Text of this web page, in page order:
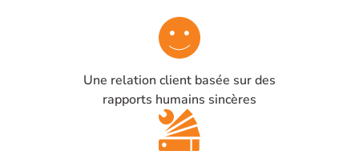
Une relation client basée sur des
rapports humains sincères